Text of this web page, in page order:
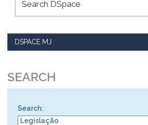
DSPACE MJ
SEARCH
Search: